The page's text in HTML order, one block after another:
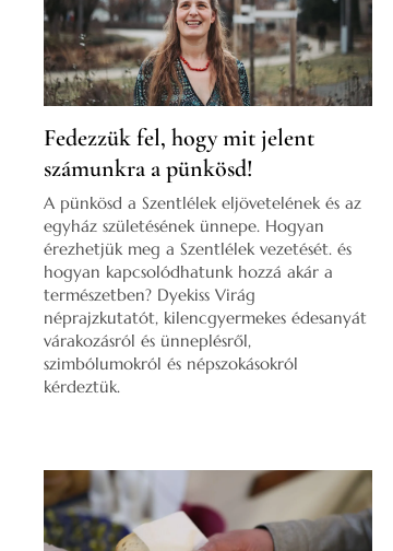
Fedezzük fel, hogy mit jelent
számunkra a pünkösd!
A pünkösd a Szentlélek eljövetelének és az
egyház születésének ünnepe. Hogyan
érezhetjük meg a Szentlélek vezetését. és
hogyan kapcsolódhatunk hozzá akár a
természetben? Dyekiss Virág
néprajzkutatót, kilencgyermekes édesanyát
várakozásról és ünneplésről,
szimbólumokról és népszokásokról
kérdeztük.